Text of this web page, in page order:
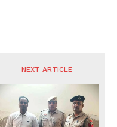
NEXT ARTICLE